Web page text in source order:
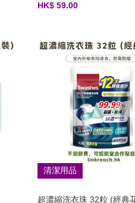
HK$ 59.00
清潔用品
超濃縮洗衣珠 32粒 (經典